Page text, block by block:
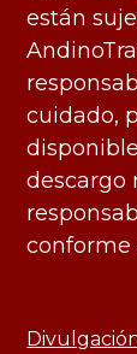
están
cuidado,
descargo
conforme